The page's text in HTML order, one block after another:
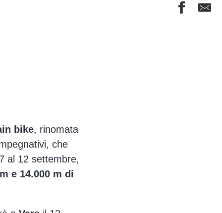
bike, rinomata
che
al 12 settembre,
e 14.000 m di